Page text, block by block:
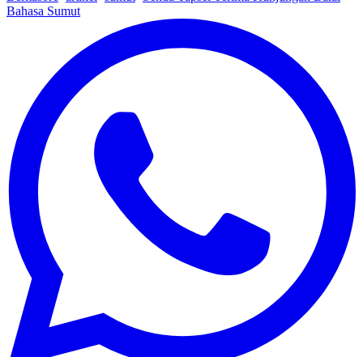
Bahasa Sumut